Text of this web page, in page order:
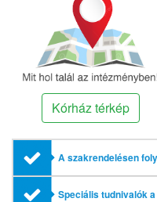
Kórház térkép
A szakrendelésen
Speciális tudnivalók